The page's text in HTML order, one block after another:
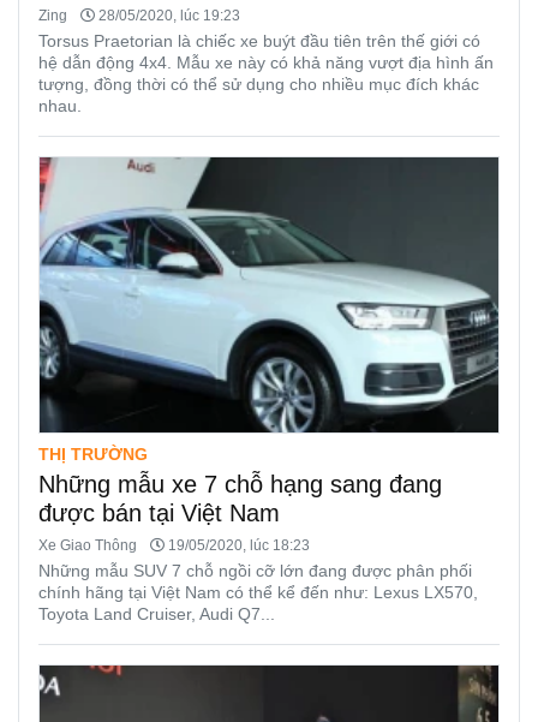
Zing 28/05/2020, lúc 19:23
Torsus Praetorian là chiếc xe buýt đầu tiên trên thế giới có
hệ dẫn động 4x4. Mẫu xe này có khả năng vượt địa hình ấn
tượng, đồng thời có thể sử dụng cho nhiều mục đích khác
nhau.
THỊ TRƯỜNG
Những mẫu xe 7 chỗ hạng sang đang
được bán tại Việt Nam
Xe Giao Thông 19/05/2020, lúc 18:23
Những mẫu SUV 7 chỗ ngồi cỡ lớn đang được phân phối
chính hãng tại Việt Nam có thể kể đến như: Lexus LX570,
Toyota Land Cruiser, Audi Q7...